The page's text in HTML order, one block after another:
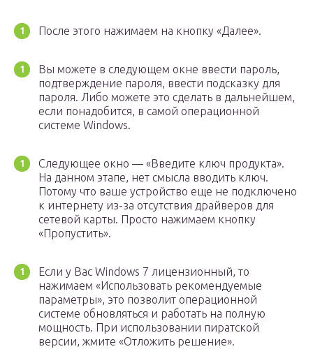
После этого нажимаем на кнопку «Далее».
Вы можете в следующем окне ввести пароль,
подтверждение пароля, ввести подсказку для
пароля. Либо можете это сделать в дальнейшем,
если понадобится, в самой операционной
системе Windows.
Следующее окно — «Введите ключ продукта».
На данном этапе, нет смысла вводить ключ.
Потому что ваше устройство еще не подключено
к интернету из-за отсутствия драйверов для
сетевой карты. Просто нажимаем кнопку
«Пропустить».
Если у Вас Windows 7 лицензионный, то
нажимаем «Использовать рекомендуемые
параметры», это позволит операционной
системе обновляться и работать на полную
мощность. При использовании пиратской
версии, жмите «Отложить решение».